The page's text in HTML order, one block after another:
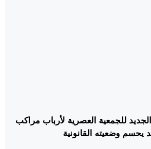
للجمعية العصرية لأرباب مراكب
يحسم وضعيته القانونية